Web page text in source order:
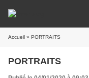
Accueil » PORTRAITS
PORTRAITS